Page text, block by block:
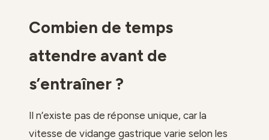
Combien de temps
attendre avant de
s’entraîner ?
Il n’existe pas de réponse unique, car la
vitesse de vidange gastrique varie selon les